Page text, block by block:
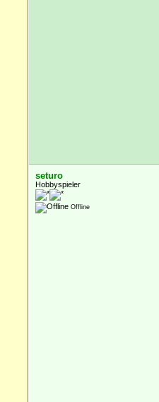
seturo
Hobbyspieler
Offline